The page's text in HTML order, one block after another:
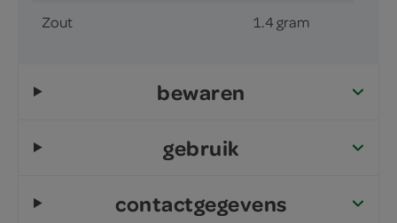
Zout 1.4 gram
bewaren
gebruik
contactgegevens